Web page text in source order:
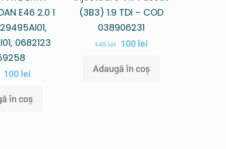
E46 2.0 1
0682123
100 lei
în coș
(3B3) 1.9 TDI – COD
038906231
145lei 100 lei
Adaugă în coș